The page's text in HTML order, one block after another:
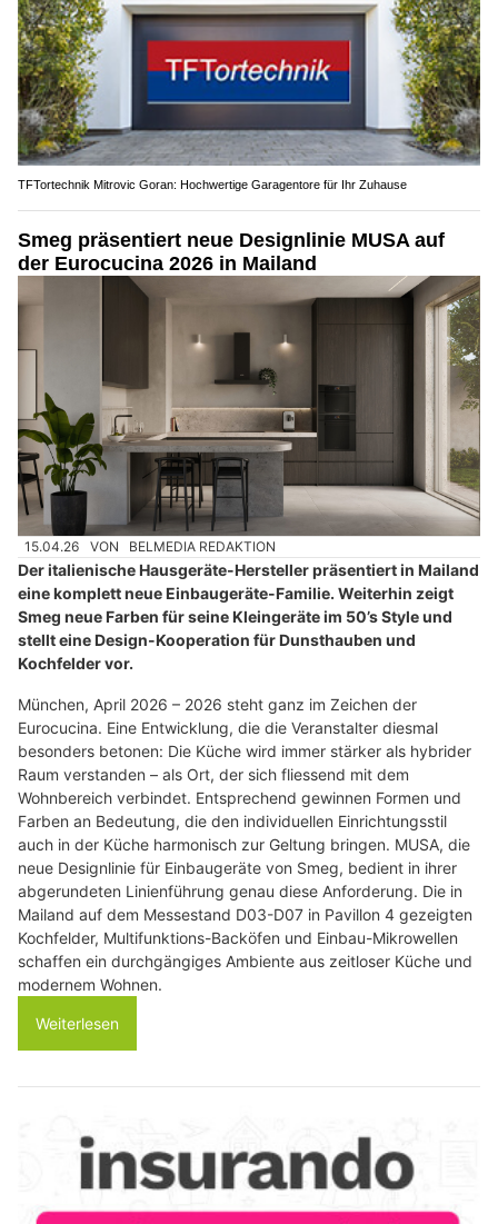
TFTortechnik Mitrovic Goran: Hochwertige Garagentore für Ihr Zuhause
Smeg präsentiert neue Designlinie MUSA auf
der Eurocucina 2026 in Mailand
15.04.26 VON BELMEDIA REDAKTION
Der italienische Hausgeräte-Hersteller präsentiert in Mailand
eine komplett neue Einbaugeräte-Familie. Weiterhin zeigt
Smeg neue Farben für seine Kleingeräte im 50’s Style und
stellt eine Design-Kooperation für Dunsthauben und
Kochfelder vor.
München, April 2026 – 2026 steht ganz im Zeichen der
Eurocucina. Eine Entwicklung, die die Veranstalter diesmal
besonders betonen: Die Küche wird immer stärker als hybrider
Raum verstanden – als Ort, der sich fliessend mit dem
Wohnbereich verbindet. Entsprechend gewinnen Formen und
Farben an Bedeutung, die den individuellen Einrichtungsstil
auch in der Küche harmonisch zur Geltung bringen. MUSA, die
neue Designlinie für Einbaugeräte von Smeg, bedient in ihrer
abgerundeten Linienführung genau diese Anforderung. Die in
Mailand auf dem Messestand D03-D07 in Pavillon 4 gezeigten
Kochfelder, Multifunktions-Backöfen und Einbau-Mikrowellen
schaffen ein durchgängiges Ambiente aus zeitloser Küche und
modernem Wohnen.
Weiterlesen